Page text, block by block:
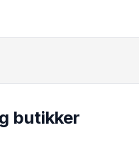
butikker